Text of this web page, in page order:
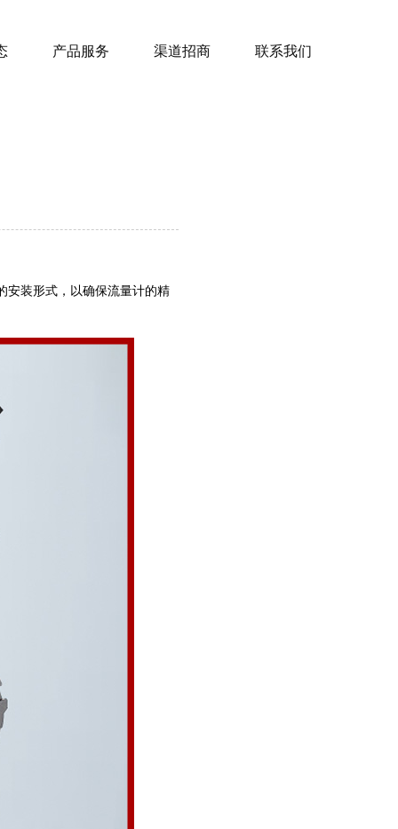
产品服务 渠道招商 联系我们
安装形式，以确保流量计的精